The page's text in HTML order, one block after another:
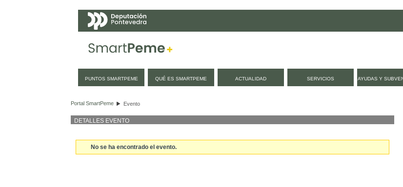
PUNTOS SMARTPEME QUÉ ES SMARTPEME ACTUALIDAD SERVICIOS AYUDAS Y
Portal SmartPeme Evento
DETALLES EVENTO
No se ha encontrado el evento.